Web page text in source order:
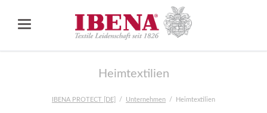
Heimtextilien
IBENA PROTECT [DE] Unternehmen Heimtextilien